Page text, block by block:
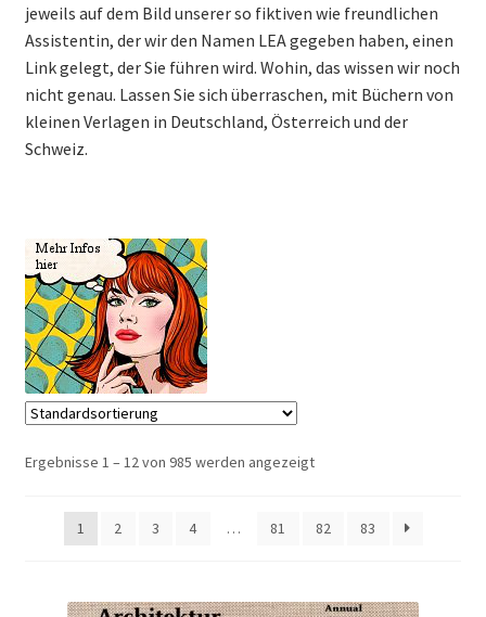
jeweils auf dem Bild unserer so fiktiven wie freundlichen
Assistentin, der wir den Namen LEA gegeben haben, einen
Link gelegt, der Sie führen wird. Wohin, das wissen wir noch
nicht genau. Lassen Sie sich überraschen, mit Büchern von
kleinen Verlagen in Deutschland, Österreich und der
Schweiz.
Ergebnisse 1 – 12 von 985 werden angezeigt
1 2 3 4 … 81 82 83